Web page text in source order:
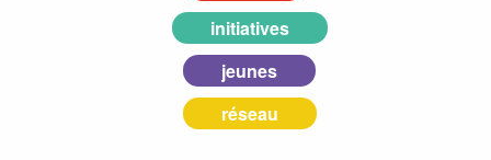
initiatives
jeunes
réseau